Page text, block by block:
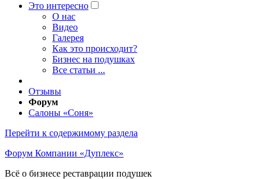
Это интересно
O нас
Видео
Галерея
Как это происходит?
Бизнес на подушках
Все статьи ...
Отзывы
Форум
Салоны «Соня»
Перейти к содержимому раздела
Форум Компании «Дуплекс»
Всё о бизнесе реставрации подушек